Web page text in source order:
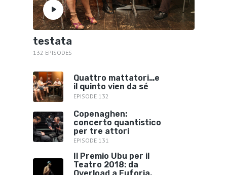
testata
132 EPISODES
Quattro mattatori…e
il quinto vien da sé
EPISODE 132
Copenaghen:
concerto quantistico
per tre attori
EPISODE 131
Il Premio Ubu per il
Teatro 2018: da